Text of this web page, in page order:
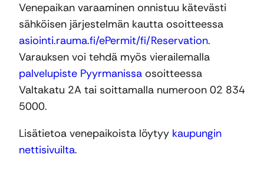
Venepaikan varaaminen onnistuu kätevästi
sähköisen järjestelmän kautta osoitteessa
asiointi.rauma.fi/ePermit/fi/Reservation.
Varauksen voi tehdä myös vierailemalla
palvelupiste Pyyrmanissa osoitteessa
Valtakatu 2A tai soittamalla numeroon 02 834
5000.
Lisätietoa venepaikoista löytyy kaupungin
nettisivuilta.